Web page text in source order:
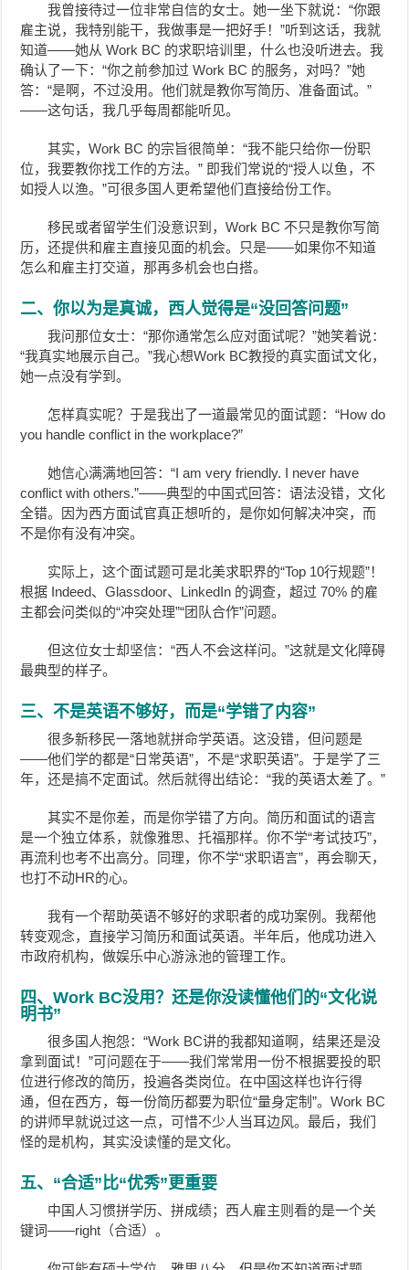
我曾接待过一位非常自信的女士。她一坐下就说：“你跟
雇主说，我特别能干，我做事是一把好手！”听到这话，我就
知道——她从 Work BC 的求职培训里，什么也没听进去。我
确认了一下：“你之前参加过 Work BC 的服务，对吗？”她
答：“是啊，不过没用。他们就是教你写简历、准备面试。”
——这句话，我几乎每周都能听见。
其实，Work BC 的宗旨很简单：“我不能只给你一份职
位，我要教你找工作的方法。” 即我们常说的“授人以鱼，不
如授人以渔。”可很多国人更希望他们直接给份工作。
移民或者留学生们没意识到，Work BC 不只是教你写简
历，还提供和雇主直接见面的机会。只是——如果你不知道
怎么和雇主打交道，那再多机会也白搭。
二、你以为是真诚，西人觉得是“没回答问题”
我问那位女士：“那你通常怎么应对面试呢？”她笑着说：
“我真实地展示自己。”我心想Work BC教授的真实面试文化，
她一点没有学到。
怎样真实呢？于是我出了一道最常见的面试题：“How do
you handle conflict in the workplace?”
她信心满满地回答：“I am very friendly. I never have
conflict with others.”——典型的中国式回答：语法没错，文化
全错。因为西方面试官真正想听的，是你如何解决冲突，而
不是你有没有冲突。
实际上，这个面试题可是北美求职界的“Top 10行规题”！
根据 Indeed、Glassdoor、LinkedIn 的调查，超过 70% 的雇
主都会问类似的“冲突处理”“团队合作”问题。
但这位女士却坚信：“西人不会这样问。”这就是文化障碍
最典型的样子。
三、不是英语不够好，而是“学错了内容”
很多新移民一落地就拼命学英语。这没错，但问题是
——他们学的都是“日常英语”，不是“求职英语”。于是学了三
年，还是搞不定面试。然后就得出结论：“我的英语太差了。”
其实不是你差，而是你学错了方向。简历和面试的语言
是一个独立体系，就像雅思、托福那样。你不学“考试技巧”，
再流利也考不出高分。同理，你不学“求职语言”，再会聊天，
也打不动HR的心。
我有一个帮助英语不够好的求职者的成功案例。我帮他
转变观念，直接学习简历和面试英语。半年后，他成功进入
市政府机构，做娱乐中心游泳池的管理工作。
四、Work BC没用？还是你没读懂他们的“文化说
明书”
很多国人抱怨：“Work BC讲的我都知道啊，结果还是没
拿到面试！”可问题在于——我们常常用一份不根据要投的职
位进行修改的简历，投遍各类岗位。在中国这样也许行得
通，但在西方，每一份简历都要为职位“量身定制”。Work BC
的讲师早就说过这一点，可惜不少人当耳边风。最后，我们
怪的是机构，其实没读懂的是文化。
五、“合适”比“优秀”更重要
中国人习惯拼学历、拼成绩；西人雇主则看的是一个关
键词——right（合适）。